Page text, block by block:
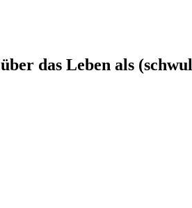
das Leben als